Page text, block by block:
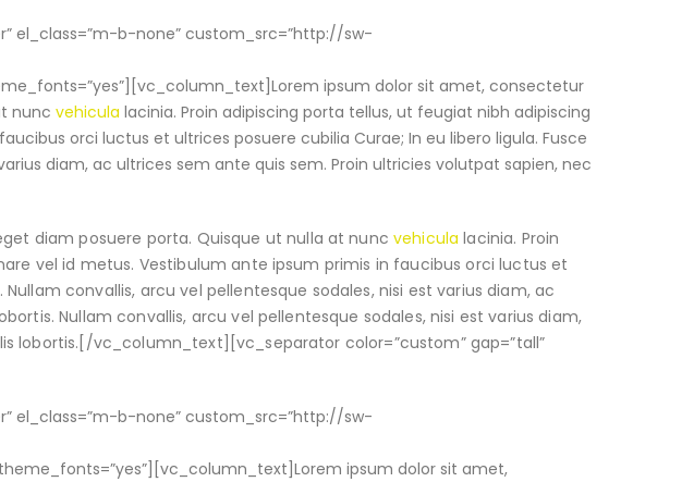
el_class=”m-b-none” custom_src=”http://sw-
ipsum dolor sit amet, consectetur
nunc vehicula lacinia. Proin adipiscing porta tellus, ut feugiat nibh adipiscing
orci luctus et ultrices posuere cubilia Curae; In eu libero ligula. Fusce
diam, ac ultrices sem ante quis sem. Proin ultricies volutpat sapien, nec
diam posuere porta. Quisque ut nulla at nuncvehicula lacinia. Proin
vel id metus. Vestibulum ante ipsum primis in faucibus orci luctus et
convallis, arcu vel pellentesque sodales, nisi est varius diam, ac
Nullam convallis, arcu vel pellentesque sodales, nisi est varius diam,
lobortis.[/vc_column_text][vc_separator color=”custom” gap=”tall”
el_class=”m-b-none” custom_src=”http://sw-
ipsum dolor sit amet,